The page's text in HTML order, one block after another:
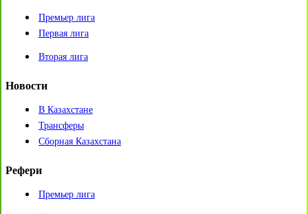
Премьер лига
Первая лига
Вторая лига
Новости
В Казахстане
Трансферы
Сборная Казахстана
Рефери
Премьер лига